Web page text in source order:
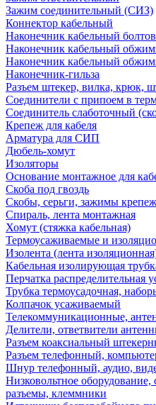
Зажим соединительный (СИЗ)
Коннектор кабельный
Наконечник кабельный
Наконечник кабельный
Наконечник кабельный
Наконечник-гильза
Разъем штекер, вилка, крюк,
Соединители с припоем в
Соединитель слаботочный
Крепеж для кабеля
Арматура для СИП
Дюбель-хомут
Изоляторы
Основание монтажное для
Скоба под гвоздь
Скобы, серьги, зажимы
Спираль, лента монтажная
Хомут (стяжка кабельная)
Термоусаживаемые и
Изолента (лента
Кабельная изолирующая
Перчатка распределительная
Трубка термоусадочная,
Колпачок усаживаемый
Телекоммуникационные,
Делители, ответвители
Разъем коаксиальный
Разъем телефонный,
Шнур телефонный, аудио,
Низковольтное
разъемы, клеммники